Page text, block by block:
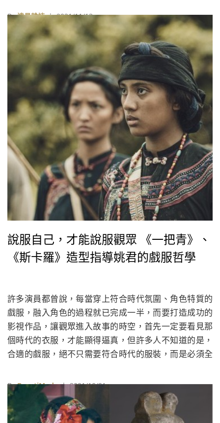
台灣首部海陸腔客語劇，故事靈感源自於真實人物與歷
史，在1950年代的台灣，述說新竹北埔的茶產業，如何
在爾虞我詐的商場中，面對強大競爭起落浮沉，靠著茶
業創造經濟奇蹟。
By遠見雜誌| 2021/11/13
說服自己，才能說服觀眾 《一把青》、
《斯卡羅》造型指導姚君的戲服哲學
許多演員都曾說，每當穿上符合時代氛圍、角色特質的
戲服，融入角色的過程就已完成一半，而要打造成功的
影視作品，讓觀眾進入故事的時空，首先一定要看見那
個時代的衣服，才能顯得逼真，但許多人不知道的是，
合適的戲服，絕不只需要符合時代的服裝，而是必須全
工作。
ByBeautiMode| 2021/10/01